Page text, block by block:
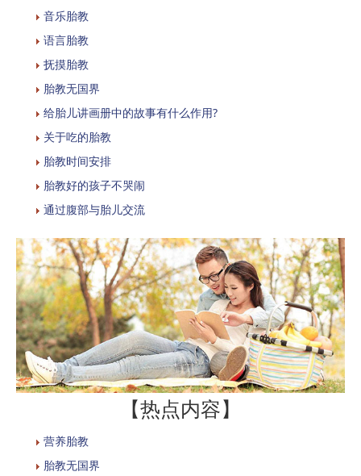
音乐胎教
语言胎教
抚摸胎教
胎教无国界
给胎儿讲画册中的故事有什么作用?
关于吃的胎教
胎教时间安排
胎教好的孩子不哭闹
通过腹部与胎儿交流
【热点内容】
营养胎教
胎教无国界